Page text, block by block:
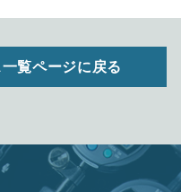
覧ページに戻る